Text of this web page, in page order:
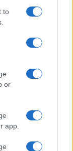
to
or
app.